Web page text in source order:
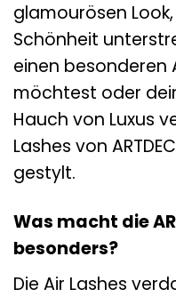
glamourösen
Schönheit
einen besonderen
möchtest oder
Hauch von Luxus
Lashes von
gestylt.
Was macht die
besonders?
Die Air Lashes